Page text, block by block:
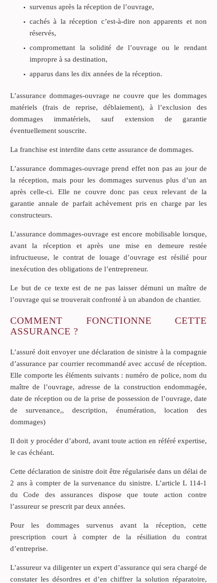
survenus après la réception de l’ouvrage,
cachés à la réception c’est-à-dire non apparents et non
réservés,
compromettant la solidité de l’ouvrage ou le rendant
impropre à sa destination,
apparus dans les dix années de la réception.
L’assurance dommages-ouvrage ne couvre que les dommages
matériels (frais de reprise, déblaiement), à l’exclusion des
dommages immatériels, sauf extension de garantie
éventuellement souscrite.
La franchise est interdite dans cette assurance de dommages.
L’assurance dommages-ouvrage prend effet non pas au jour de
la réception, mais pour les dommages survenus plus d’un an
après celle-ci. Elle ne couvre donc pas ceux relevant de la
garantie annale de parfait achèvement pris en charge par les
constructeurs.
L’assurance dommages-ouvrage est encore mobilisable lorsque,
avant la réception et après une mise en demeure restée
infructueuse, le contrat de louage d’ouvrage est résilié pour
inexécution des obligations de l’entrepreneur.
Le but de ce texte est de ne pas laisser démuni un maître de
l’ouvrage qui se trouverait confronté à un abandon de chantier.
COMMENT FONCTIONNE CETTE
ASSURANCE ?
L’assuré doit envoyer une déclaration de sinistre à la compagnie
d’assurance par courrier recommandé avec accusé de réception.
Elle comporte les éléments suivants : numéro de police, nom du
maître de l’ouvrage, adresse de la construction endommagée,
date de réception ou de la prise de possession de l’ouvrage, date
de survenance,, description, énumération, location des
dommages)
Il doit y procéder d’abord, avant toute action en référé expertise,
le cas échéant.
Cette déclaration de sinistre doit être régularisée dans un délai de
2 ans à compter de la survenance du sinistre. L’article L 114-1
du Code des assurances dispose que toute action contre
l’assureur se prescrit par deux années.
Pour les dommages survenus avant la réception, cette
prescription court à compter de la résiliation du contrat
d’entreprise.
L’assureur va diligenter un expert d’assurance qui sera chargé de
constater les désordres et d’en chiffrer la solution réparatoire,